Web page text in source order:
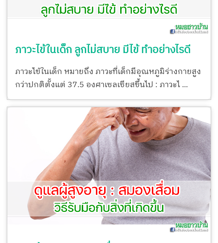
ภาวะไข้ในเด็ก ลูกไม่สบาย มีไข้ ทำอย่างไรดี
ภาวะไข้ในเด็ก หมายถึง ภาวะที่เด็กมีอุณหภูมิร่างกายสูง
กว่าปกติตั้งแต่ 37.5 องศาเซลเซียสขึ้นไป : ภาวะไ ...